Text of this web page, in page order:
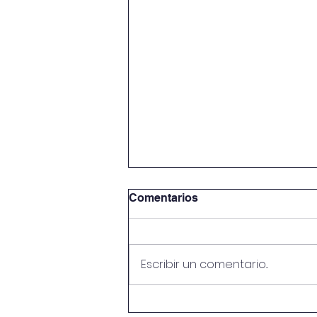
La Prueba Cuádruple
Comentarios
Escribir un comentario...